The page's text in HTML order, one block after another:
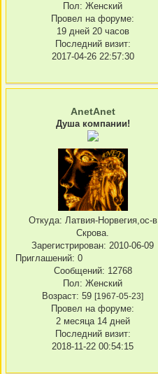
Пол: Женский
Провел на форуме:
19 дней 20 часов
Последний визит:
2017-04-26 22:57:30
AnetAnet
Душа компании!
Откуда: Латвия-Норвегия,ос-в
Скрова.
Зарегистрирован: 2010-06-09
Приглашений: 0
Сообщений: 12768
Пол: Женский
Возраст: 59 [1967-05-23]
Провел на форуме:
2 месяца 14 дней
Последний визит:
2018-11-22 00:54:15